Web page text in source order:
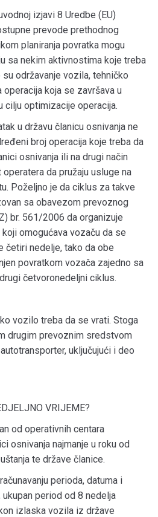
izjavi 8 Uredbe (EU)
prevode prethodnog
planiranja povratka mogu
sa nekim aktivnostima koje treba
održavanje vozila, tehničko
koja se završava u
cilju optimizacije operacija.
u državu članicu osnivanja ne
broj operacija koje treba da
osnivanja ili na drugi način
da pružaju usluge na
Poželjno je da ciklus za takve
sa obavezom prevoznog
br. 561/2006 da organizuje
omogućava vozaču da se
četiri nedelje, tako da obe
povratkom vozača zajedno sa
četvoronedeljni ciklus.
vozilo treba da se vrati. Stoga
drugim prevoznim sredstvom
uključujući i deo
VRIJEME?
od operativnih centara
osnivanja najmanje u roku od
te države članice.
perioda, datuma i
period od 8 nedelja
izlaska vozila iz države